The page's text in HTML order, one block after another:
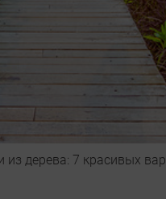
дерева: 7 красивых